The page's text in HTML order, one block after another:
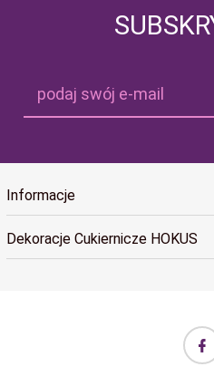
podaj swój e-mail
Informacje
Dekoracje Cukiernicze HOKUS
biuro@hokus.com.pl
06.01.2026 realizacja zamówień w